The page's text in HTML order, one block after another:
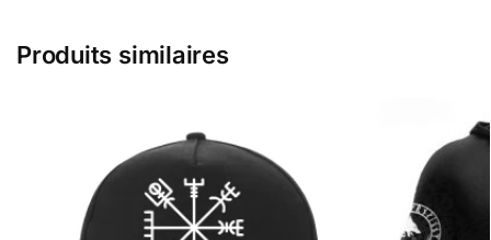
Produits similaires